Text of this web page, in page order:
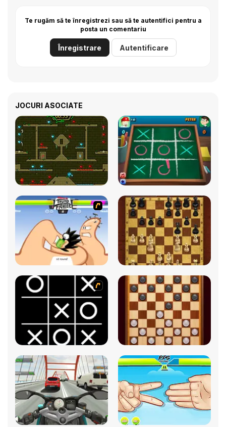
Te rugăm să te înregistrezi sau să te autentifici pentru a
posta un comentariu
Înregistrare Autentificare
JOCURI ASOCIATE